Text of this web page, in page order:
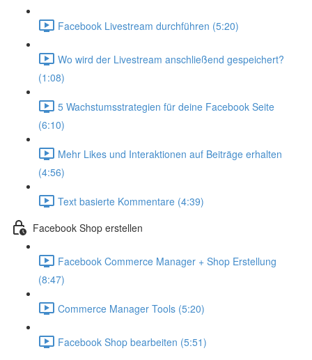
Facebook Livestream durchführen (5:20)
Wo wird der Livestream anschließend gespeichert?
(1:08)
5 Wachstumsstrategien für deine Facebook Seite
(6:10)
Mehr Likes und Interaktionen auf Beiträge erhalten
(4:56)
Text basierte Kommentare (4:39)
Facebook Shop erstellen
Facebook Commerce Manager + Shop Erstellung
(8:47)
Commerce Manager Tools (5:20)
Facebook Shop bearbeiten (5:51)